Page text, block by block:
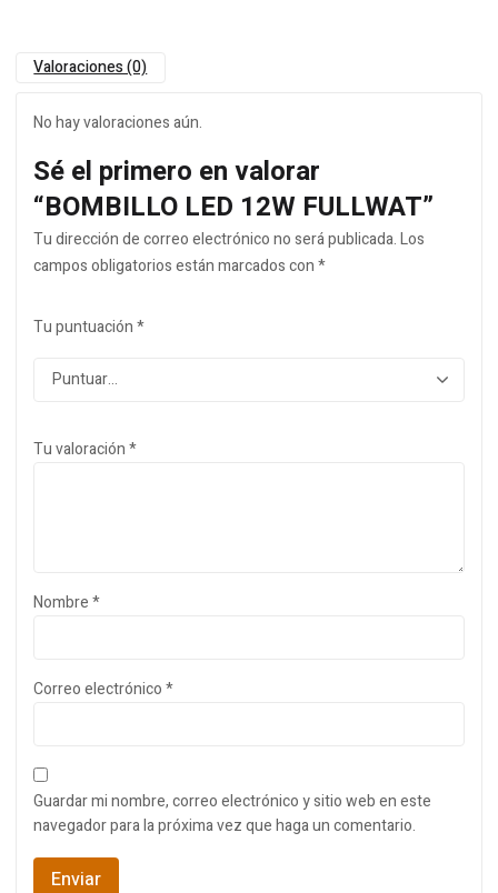
Valoraciones (0)
No hay valoraciones aún.
Sé el primero en valorar
“BOMBILLO LED 12W FULLWAT”
Tu dirección de correo electrónico no será publicada.Los
campos obligatorios están marcados con*
Tu puntuación*
Tu valoración*
Nombre*
Correo electrónico*
Guardar mi nombre, correo electrónico y sitio web en este
navegador para la próxima vez que haga un comentario.